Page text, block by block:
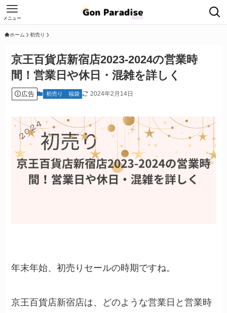
メニュー
ホーム 初売り
京王百貨店新宿店2023-2024の営業時
間！営業日や休日・混雑を詳しく
広告 初売り 福袋 2024年2月14日
年末年始、初売りセールの時期ですね。
京王百貨店新宿店は、どのような営業日と営業時